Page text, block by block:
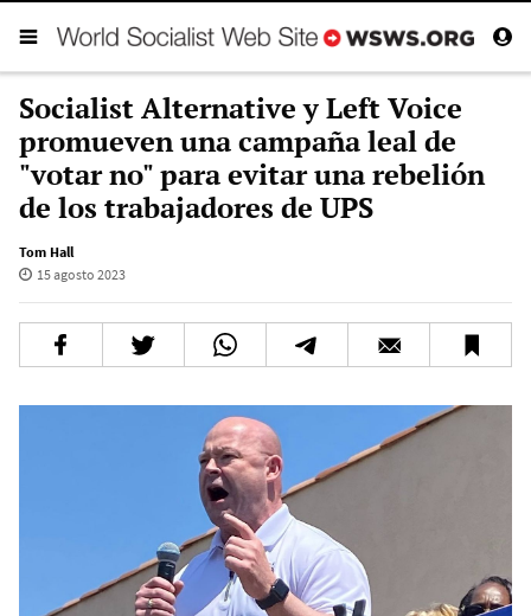
Socialist Alternative y Left Voice
promueven una campaña leal de
"votar no" para evitar una rebelión
de los trabajadores de UPS
Tom Hall
15 agosto 2023